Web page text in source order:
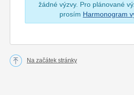
žádné výzvy. Pro plánované
prosím Harmonogram
Na začátek stránky